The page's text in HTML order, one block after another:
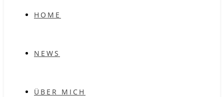
HOME
NEWS
ÜBER MICH